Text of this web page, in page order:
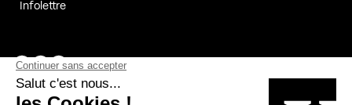
Infolettre
Page Facebook de Kollectif
Page Instagram de Kollectif
Page Linkedin de Kollectif